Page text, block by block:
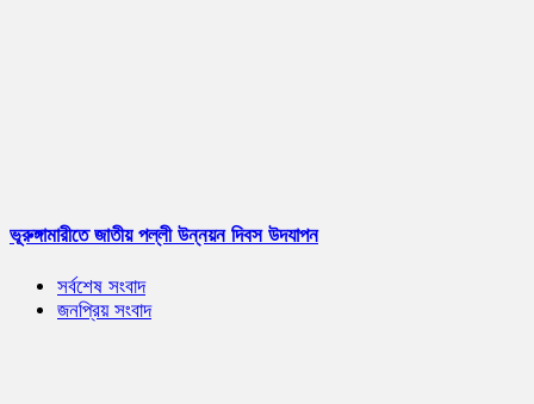
ভূরুঙ্গামারীতে জাতীয় পল্লী উন্নয়ন দিবস উদযাপন
সর্বশেষ সংবাদ
জনপ্রিয় সংবাদ